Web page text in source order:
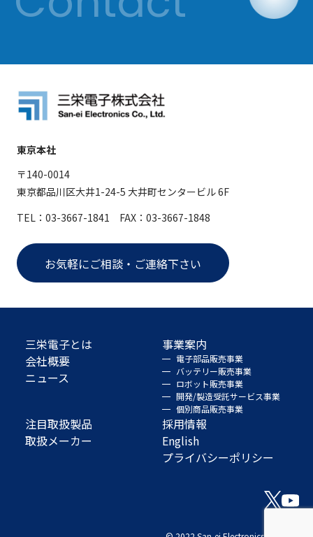
東京本社
〒140-0014
東京都品川区大井1-24-5 大井町センタービル 6F
TEL：03-3667-1841 FAX：03-3667-1848
お気軽にご相談・ご連絡下さい
三栄電子とは
会社概要
ニュース
事業案内
電子部品販売事業
バッテリー販売事業
ロボット販売事業
開発/製造受託サービス事業
個別商品販売事業
注目取扱製品
取扱メーカー
採用情報
English
プライバシーポリシー